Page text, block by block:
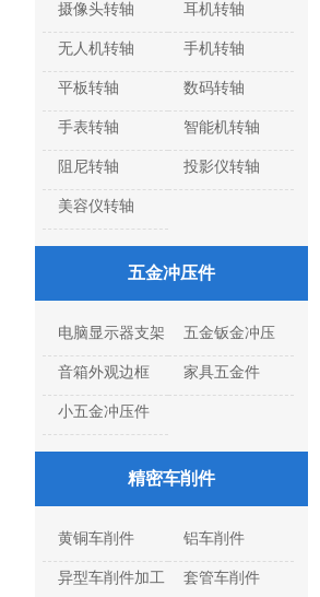
摄像头转轴 耳机转轴
无人机转轴 手机转轴
平板转轴 数码转轴
手表转轴 智能机转轴
阻尼转轴 投影仪转轴
美容仪转轴
五金冲压件
电脑显示器支架 五金钣金冲压
音箱外观边框 家具五金件
小五金冲压件
精密车削件
黄铜车削件 铝车削件
异型车削件加工 套管车削件